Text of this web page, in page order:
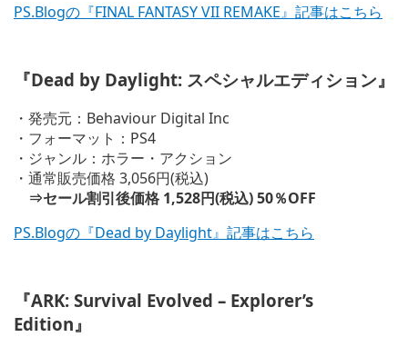
PS.Blogの『FINAL FANTASY VII REMAKE』記事はこちら
『Dead by Daylight: スペシャルエディション』
・発売元：Behaviour Digital Inc
・フォーマット：PS4
・ジャンル：ホラー・アクション
・通常販売価格 3,056円(税込)
⇒セール割引後価格 1,528円(税込) 50％OFF
PS.Blogの『Dead by Daylight』記事はこちら
『ARK: Survival Evolved – Explorer’s
Edition』